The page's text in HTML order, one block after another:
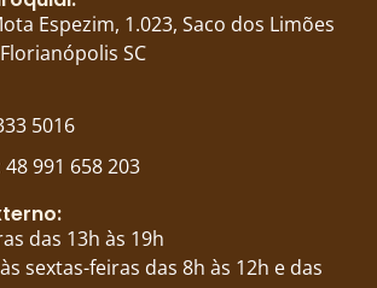
Espezim, 1.023, Saco dos Limões
SC
5016
991 658 203
das 13h às 19h
sextas-feiras das 8h às 12h e das